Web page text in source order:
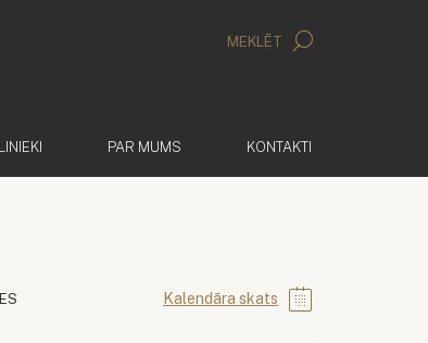
MEKLĒT
PAR MUMS KONTAKTI
Kalendāra skats